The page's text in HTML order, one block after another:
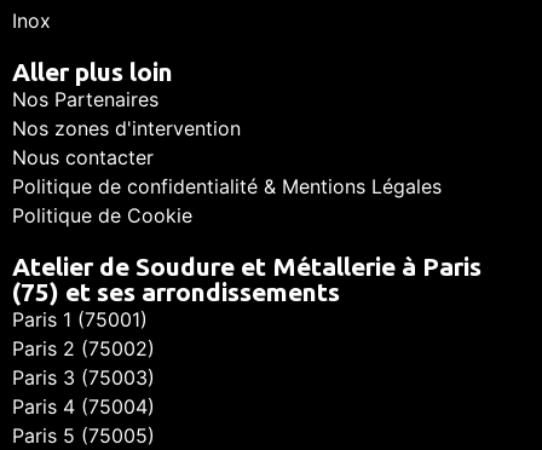
Inox
Aller plus loin
Nos Partenaires
Nos zones d'intervention
Nous contacter
Politique de confidentialité & Mentions Légales
Politique de Cookie
Atelier de Soudure et Métallerie à Paris
(75) et ses arrondissements
Paris 1 (75001)
Paris 2 (75002)
Paris 3 (75003)
Paris 4 (75004)
Paris 5 (75005)